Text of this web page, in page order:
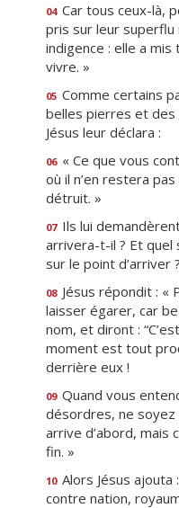
04 Car tous ceux-là,
pris sur leur superflu
indigence : elle a mis
vivre. »
05 Comme certains
belles pierres et
Jésus leur déclara :
06 « Ce que vous
où il n’en restera
détruit. »
07 Ils lui
arrivera-t-il ? Et quel
sur le point d’arriver
08 Jésus répondit : «
laisser égarer, car
nom, et diront :
moment est tout
derrière eux !
09 Quand vous
désordres, ne soyez
arrive d’abord, mais
fin. »
10 Alors Jésus
contre nation,